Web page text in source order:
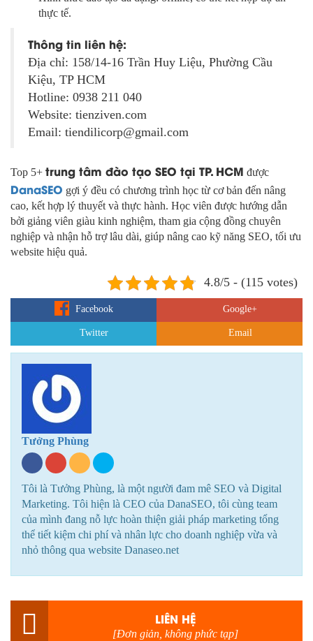
thực tế.
Thông tin liên hệ:
Địa chỉ: 158/14-16 Trần Huy Liệu, Phường Cầu
Kiệu, TP HCM
Hotline: 0938 211 040
Website: tienziven.com
Email: tiendilicorp@gmail.com
Top 5+ trung tâm đào tạo SEO tại TP. HCM được
DanaSEO gợi ý đều có chương trình học từ cơ bản đến nâng
cao, kết hợp lý thuyết và thực hành. Học viên được hướng dẫn
bởi giảng viên giàu kinh nghiệm, tham gia cộng đồng chuyên
nghiệp và nhận hỗ trợ lâu dài, giúp nâng cao kỹ năng SEO, tối ưu
website hiệu quả.
4.8/5 - (115 votes)
Facebook Google+
Twitter Email
Tưởng Phùng
Tôi là Tưởng Phùng, là một người đam mê SEO và Digital
Marketing. Tôi hiện là CEO của DanaSEO, tôi cùng team
của mình đang nỗ lực hoàn thiện giải pháp marketing tổng
thể tiết kiệm chi phí và nhân lực cho doanh nghiệp vừa và
nhỏ thông qua website Danaseo.net
LIÊN HỆ
[Đơn giản, không phức tạp]